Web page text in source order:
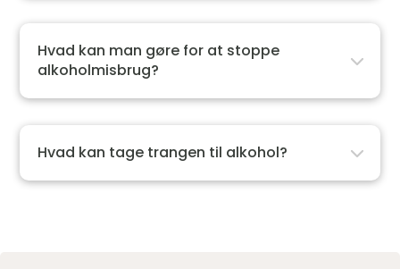
Hvad kan man gøre for at stoppe
alkoholmisbrug?
Hvad kan tage trangen til alkohol?